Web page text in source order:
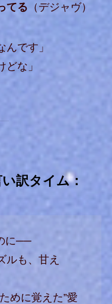
てる （デジャヴ）
です」
な」
訳タイム：
に──
ルも、甘え
めに覚えた”愛